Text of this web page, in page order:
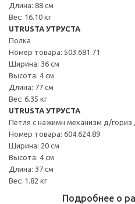
Длина: 88 см
Вес: 16.10 кг
UTRUSTA УТРУСТА
Полка
Номер товара: 503.681.71
Ширина: 36 см
Высота: 4 см
Длина: 77 см
Вес: 6.35 кг
UTRUSTA УТРУСТА
Петля с нажимн механизм д/гориз
Номер товара: 604.624.89
Ширина: 20 см
Высота: 4 см
Длина: 37 см
Вес: 1.82 кг
Подробнее о